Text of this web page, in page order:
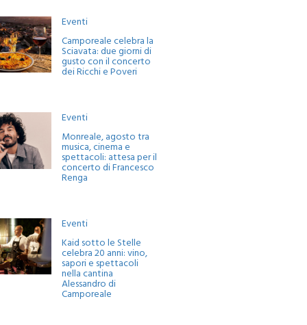
Eventi
Camporeale celebra la
Sciavata: due giorni di
gusto con il concerto
dei Ricchi e Poveri
Eventi
Monreale, agosto tra
musica, cinema e
spettacoli: attesa per il
concerto di Francesco
Renga
Eventi
Kaid sotto le Stelle
celebra 20 anni: vino,
sapori e spettacoli
nella cantina
Alessandro di
Camporeale